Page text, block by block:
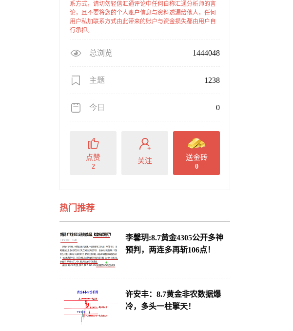
系方式，请切勿轻信汇通评论中任何自称汇通分析师的言
论，且不要将您的个人账户信息与资料透漏给他人，任何
用户私加联系方式由此带来的账户与资金损失都由用户自
行承担。
总浏览 1444048
主题 1238
今日 0
点赞
2
关注 送金砖
0
热门推荐
李馨玥:8.7黄金4305公开多神
预判，两连多再斩106点！
许安丰：8.7黄金非农数据爆
冷，多头一柱擎天！